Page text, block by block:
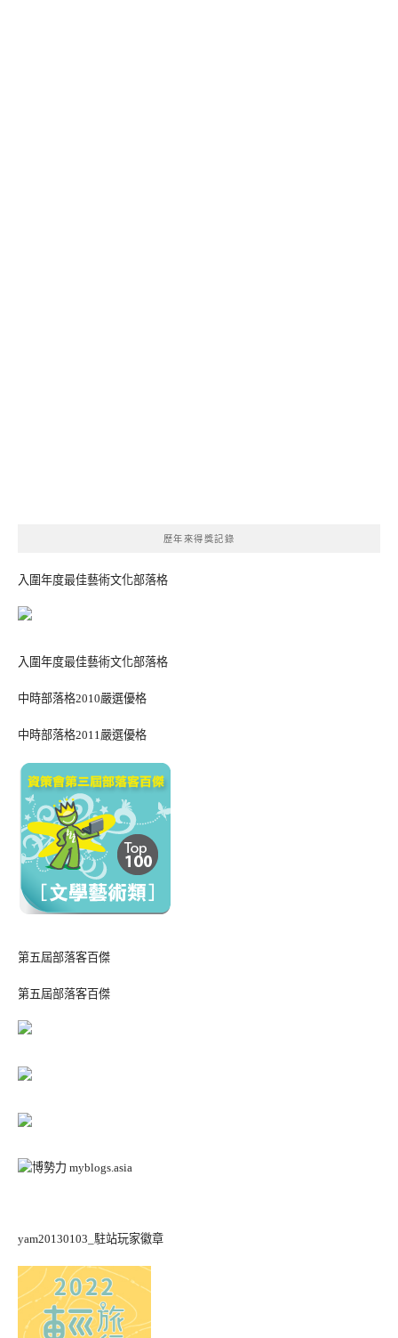
歷年來得獎記錄
入圍年度最佳藝術文化部落格
入圍年度最佳藝術文化部落格
中時部落格2010嚴選優格
中時部落格2011嚴選優格
第五屆部落客百傑
第五屆部落客百傑
yam20130103_駐站玩家徽章